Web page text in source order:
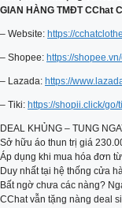
GIAN HÀNG TMĐT CChat
– Website: https://
– Shopee: https://
– Lazada: https://
– Tiki: https://shopii.click/
DEAL KHỦNG – TUNG
Sở hữu áo thun trị giá
Áp dụng khi mua hóa đơn
Duy nhất tại hệ thống cửa
Bất ngờ chưa các nàng?
CChat vẫn tặng nàng deal